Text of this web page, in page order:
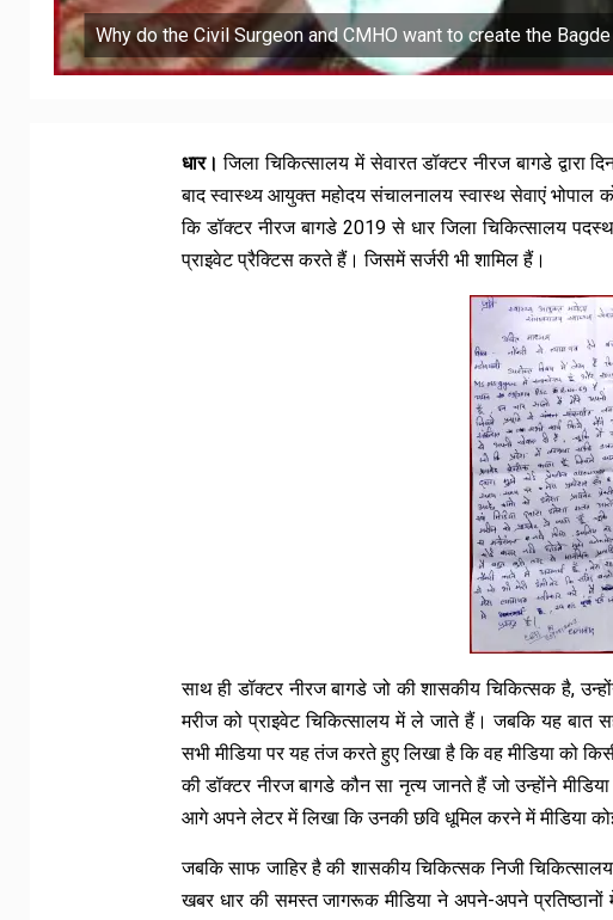
Why do the Civil Surgeon and CMHO want to create the
धार। जिला चिकित्सालय में सेवारत डॉक्टर नीरज बागडे
बाद स्वास्थ्य आयुक्त महोदय संचालनालय स्वास्थ सेवाएं भोपाल
कि डॉक्टर नीरज बागडे 2019 से धार जिला चिकित्सालय
प्राइवेट प्रैक्टिस करते हैं। जिसमें सर्जरी भी शामिल हैं।
साथ ही डॉक्टर नीरज बागडे जो की शासकीय चिकित्सक है,
मरीज को प्राइवेट चिकित्सालय में ले जाते हैं। जबकि यह बात
सभी मीडिया पर यह तंज करते हुए लिखा है कि वह मीडिया को
की डॉक्टर नीरज बागडे कौन सा नृत्य जानते हैं जो उन्होंने
आगे अपने लेटर में लिखा कि उनकी छवि धूमिल करने में मीडिया
जबकि साफ जाहिर है की शासकीय चिकित्सक निजी
खबर धार की समस्त जागरूक मीडिया ने अपने-अपने